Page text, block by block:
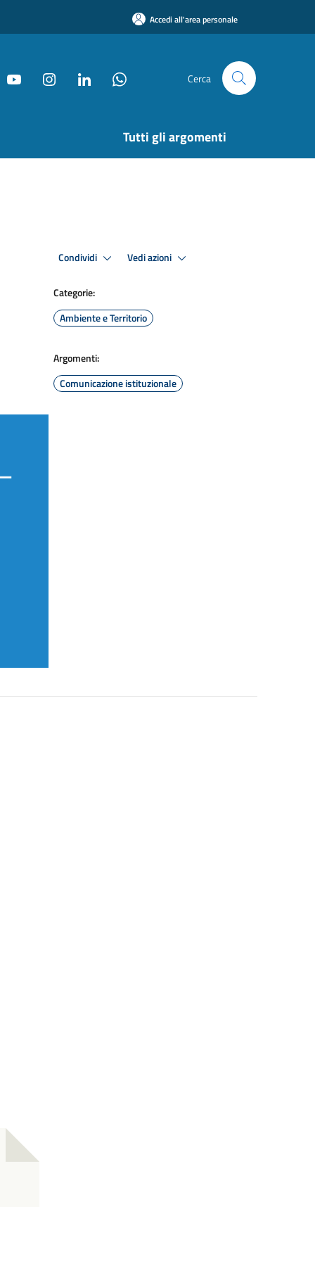
Accedi all'area personale
Cerca
Tutti gli argomenti
Condividi Vedi azioni
Categorie:
Ambiente e Territorio
Argomenti:
Comunicazione istituzionale